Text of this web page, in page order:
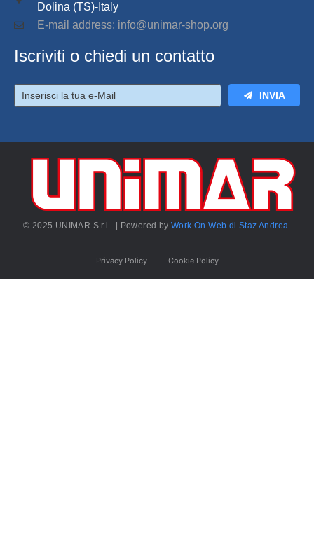
Dolina (TS)-Italy
E-mail address: info@unimar-shop.org
Iscriviti o chiedi un contatto
INVIA
© 2025 UNIMAR S.r.l. | Powered byWork On Web di Staz Andrea.
Privacy Policy Cookie Policy